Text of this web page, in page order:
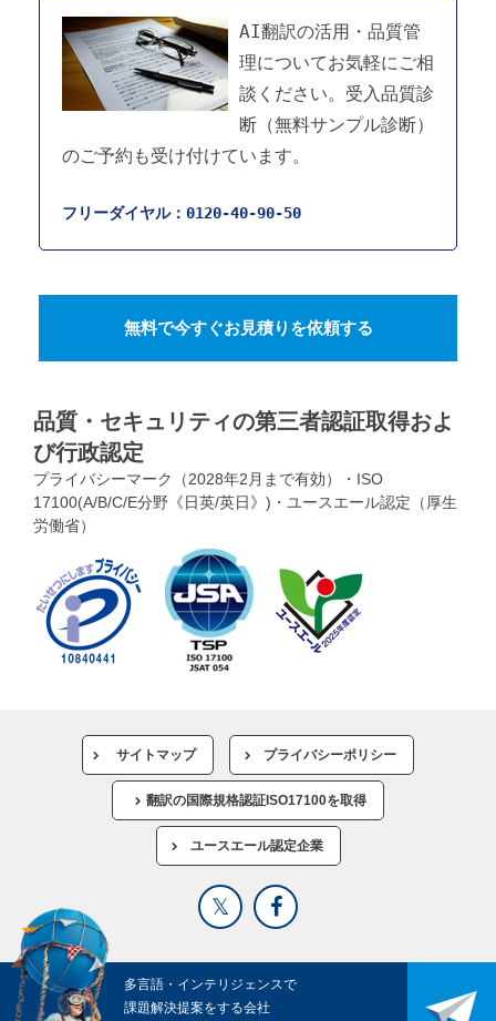
AI翻訳の活用・品質管
理についてお気軽にご相
談ください。受入品質診
断（無料サンプル診断）
のご予約も受け付けています。
フリーダイヤル：0120-40-90-50
無料で今すぐお見積りを依頼する
品質・セキュリティの第三者認証取得およ
び行政認定
プライバシーマーク（2028年2月まで有効）・ISO
17100(A/B/C/E分野《日英/英日》)・ユースエール認定（厚生
労働省）
サイトマップ プライバシーポリシー
翻訳の国際規格認証ISO17100を取得
ユースエール認定企業
多言語・インテリジェンスで
課題解決提案をする会社